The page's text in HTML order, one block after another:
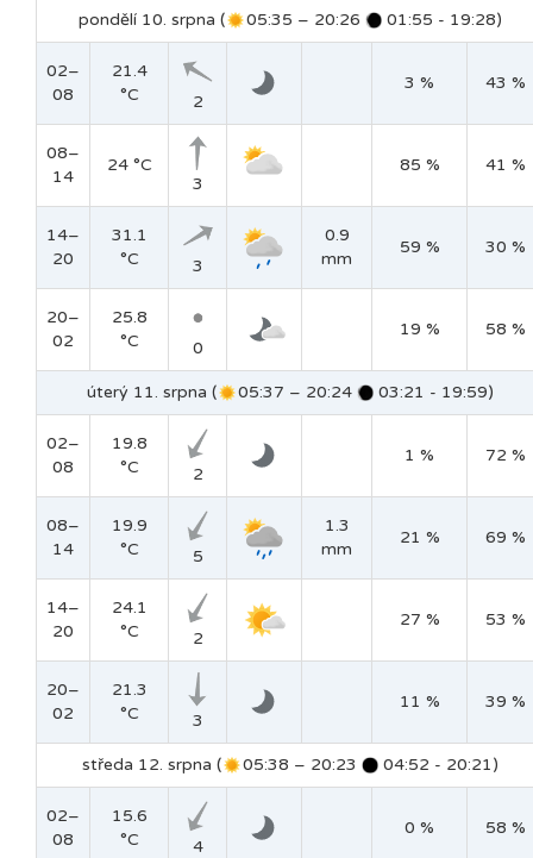
pondělí 10. srpna ( 05:35 – 20:26 01:55 - 19:28)
02–
08
21.4
°C
2
3 % 43 %
08–
14
24 °C
3
85 % 41 %
14–
20
31.1
°C
3
0.9
mm
59 % 30 %
20–
02
25.8
°C
0
19 % 58 %
úterý 11. srpna ( 05:37 – 20:24 03:21 - 19:59)
02–
08
19.8
°C
2
1 % 72 %
08–
14
19.9
°C
5
1.3
mm
21 % 69 %
14–
20
24.1
°C
2
27 % 53 %
20–
02
21.3
°C
3
11 % 39 %
středa 12. srpna ( 05:38 – 20:23 04:52 - 20:21)
02–
08
15.6
°C
4
0 % 58 %